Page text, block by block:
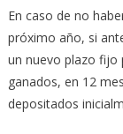
En caso de no
próximo año, si
un nuevo plazo fijo
ganados, en 12
depositados